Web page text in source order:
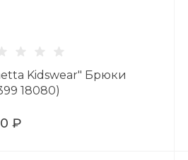
Kidswear" Брюки
18080)
₽